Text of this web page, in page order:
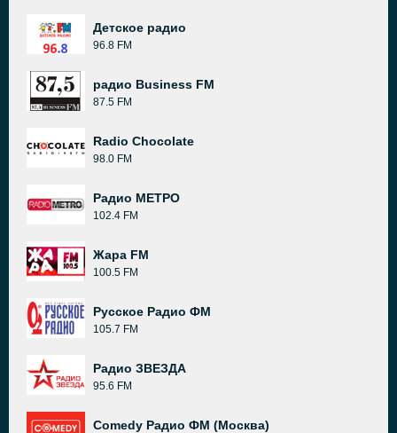
Детское радио
96.8 FM
радио Business FM
87.5 FM
Radio Chocolate
98.0 FM
Радио МЕТРО
102.4 FM
Жара FM
100.5 FM
Русское Радио ФМ
105.7 FM
Радио ЗВЕЗДА
95.6 FM
Comedy Радио ФМ (Москва)